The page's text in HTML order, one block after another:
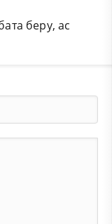
беру, ас